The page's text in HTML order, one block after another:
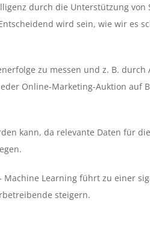
durch die Unterstützung von
wird sein, wie wir es
zu messen und z. B. durch
Online-Marketing-Auktion auf
kann, da relevante Daten für
Learning führt zu einer
steigern.